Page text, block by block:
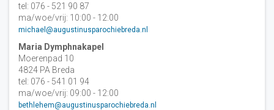
tel: 076 - 521 90 87
ma/woe/vrij: 10:00 - 12:00
michael@augustinusparochiebreda.nl
Maria Dymphnakapel
Moerenpad 10
4824 PA Breda
tel: 076 - 541 01 94
ma/woe/vrij: 09:00 - 12:00
bethlehem@augustinusparochiebreda.nl